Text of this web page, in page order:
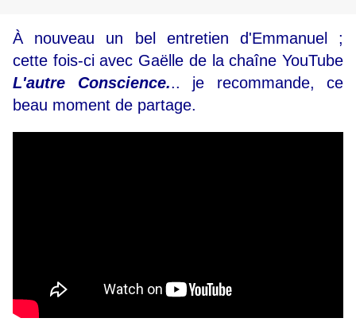
À nouveau un bel entretien d'Emmanuel ;
cette fois-ci avec Gaëlle de la chaîne YouTube
L'autre Conscience... je recommande, ce
beau moment de partage.